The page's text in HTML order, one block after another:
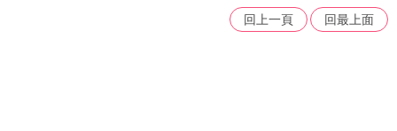
回上一頁 回最上面